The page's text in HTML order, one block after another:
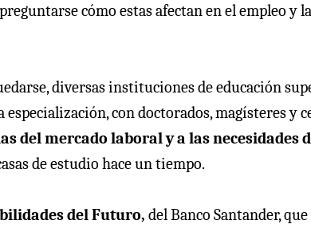
cómo estas afectan en el empleo y
diversas instituciones de educación
con doctorados, magísteres y
del mercado laboral y a las necesidades
de estudio hace un tiempo.
del Futuro, del Banco Santander,